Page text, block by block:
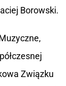
Borowski.
Związku